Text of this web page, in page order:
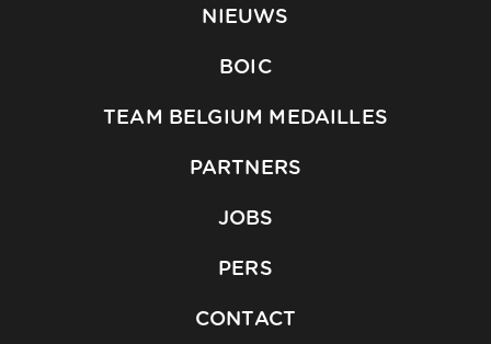
NIEUWS
BOIC
TEAM BELGIUM MEDAILLES
PARTNERS
JOBS
PERS
CONTACT